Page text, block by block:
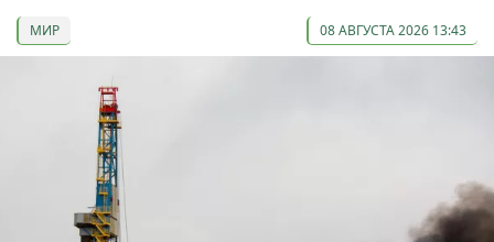
МИР 08 АВГУСТА 2026 13:43